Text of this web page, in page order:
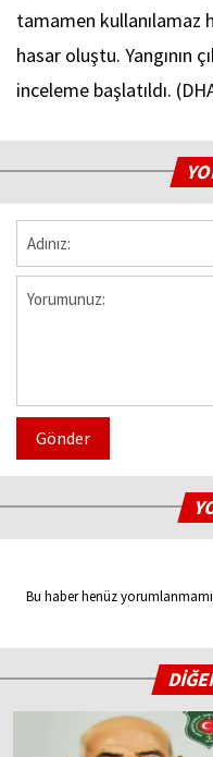
tamamen kullanılamaz
hasar oluştu. Yangının
inceleme başlatıldı.
Gönder
Bu haber henüz